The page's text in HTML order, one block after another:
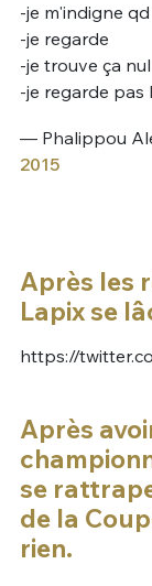
-je m'indigne
-je regarde
-je trouve ça nul
-je regarde pas
— Phalippou
2015
Après les
Lapix se
https://
Après
se
de la
rien.